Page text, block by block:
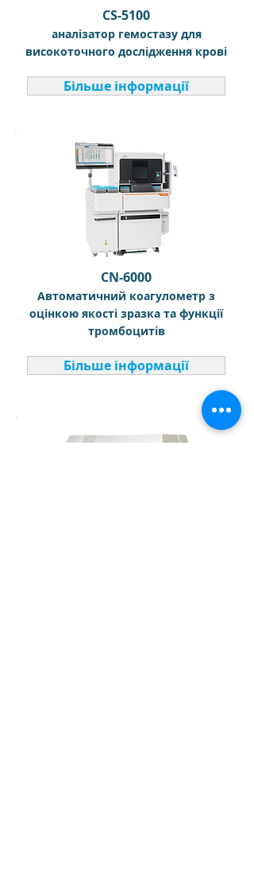
CS-5100
аналізатор гемостазу для
високоточного дослідження крові
Більше інформації
CN-6000
Автоматичний коагулометр з
оцінкою якості зразка та функції
тромбоцитів
Більше інформації